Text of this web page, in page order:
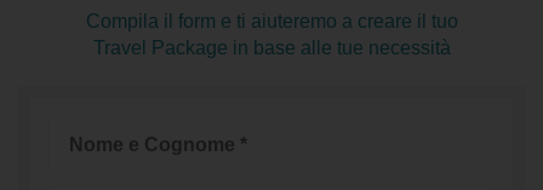
Compila il form e ti aiuteremo a creare il tuo
Travel Package in base alle tue necessità